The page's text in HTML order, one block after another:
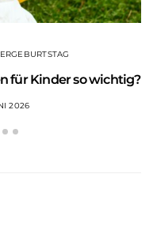
für Kinder so wichtig?
2026